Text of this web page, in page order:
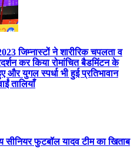
जिम्नास्टों ने शारीरिक चपलता व
कर किया रोमांचित बैडमिंटन के
और युगल स्पर्धा भी हुई प्रतिभावान
तालियाँ
सीनियर फुटबॉल यादव टीम का खिताब